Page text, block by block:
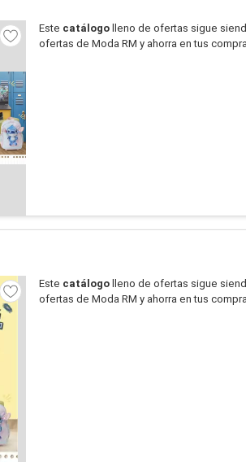
Este catálogo lleno de ofertas sigue
ofertas de Moda RM y ahorra en tus
Este catálogo lleno de ofertas sigue
ofertas de Moda RM y ahorra en tus